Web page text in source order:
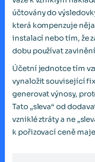
účtovány do
která kompenzuje
instalací nebo tím, že
dobu používat
Účetní jednotce tím
vynaložit související
generovat výnosy,
Tato „sleva“ od
vzniklé ztráty a ne
k pořizovací ceně